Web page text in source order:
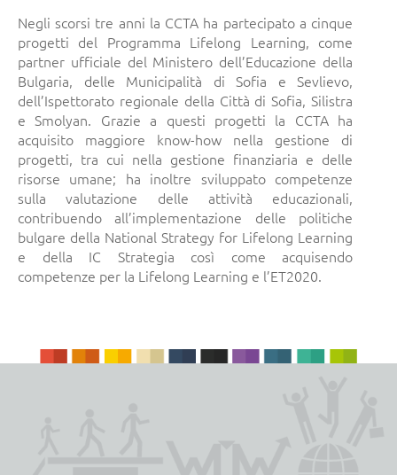
Negli scorsi tre anni la CCTA ha partecipato a cinque
progetti del Programma Lifelong Learning, come
partner ufficiale del Ministero dell’Educazione della
Bulgaria, delle Municipalità di Sofia e Sevlievo,
dell’Ispettorato regionale della Città di Sofia, Silistra
e Smolyan. Grazie a questi progetti la CCTA ha
acquisito maggiore know-how nella gestione di
progetti, tra cui nella gestione finanziaria e delle
risorse umane; ha inoltre sviluppato competenze
sulla valutazione delle attività educazionali,
contribuendo all’implementazione delle politiche
bulgare della National Strategy for Lifelong Learning
e della IC Strategia così come acquisendo
competenze per la Lifelong Learning e l’ET2020.